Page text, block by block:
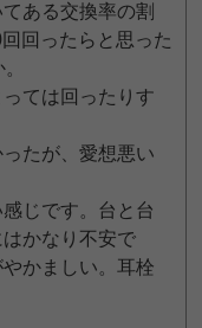
ある交換率の割
回ったらと思った
ては回ったりす
たが、愛想悪い
じです。台と台
かなり不安で
かましい。耳栓